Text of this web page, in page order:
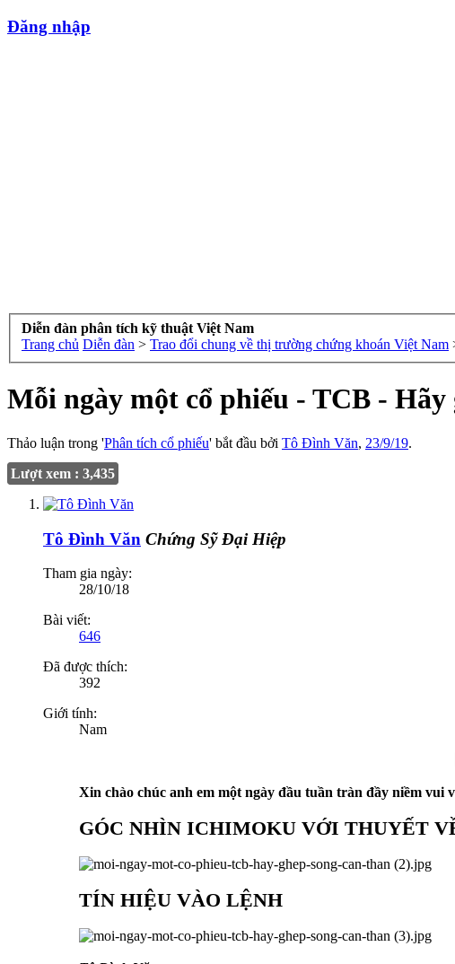
Đăng nhập
Diễn đàn phân tích kỹ thuật Việt Nam
Trang chủ Diễn đàn > Trao đổi chung về thị trường chứng khoán Việt Nam
Mỗi ngày một cổ phiếu - TCB - Hãy
Thảo luận trong 'Phân tích cổ phiếu' bắt đầu bởi Tô Đình Văn, 23/9/19.
Lượt xem : 3,435
Tô Đình Văn Chứng Sỹ Đại Hiệp
Tham gia ngày:
28/10/18
Bài viết:
646
Đã được thích:
392
Giới tính:
Nam
Xin chào chúc anh em một ngày đầu tuần tràn đầy niềm vui
GÓC NHÌN ICHIMOKU VỚI THUYẾT
TÍN HIỆU VÀO LỆNH